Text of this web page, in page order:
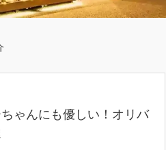
ゃんにも優しい！オリバ